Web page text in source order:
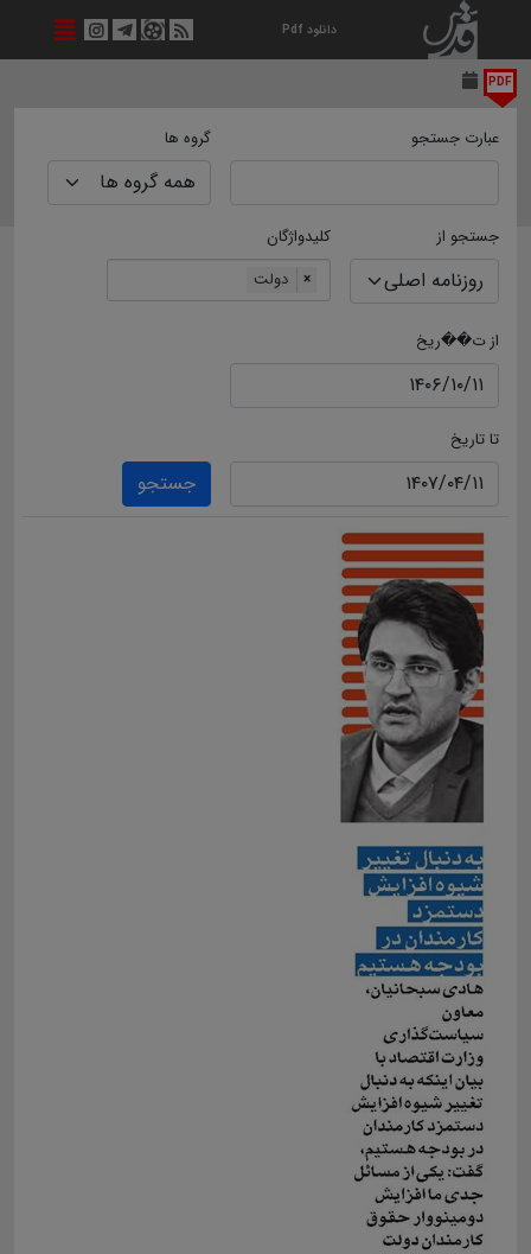
دانلود Pdf
PDF
عبارت جستجو گروه ها
جستجو از
کلیدواژگان
دولت
×
از ت��ریخ
تا تاریخ
جستجو